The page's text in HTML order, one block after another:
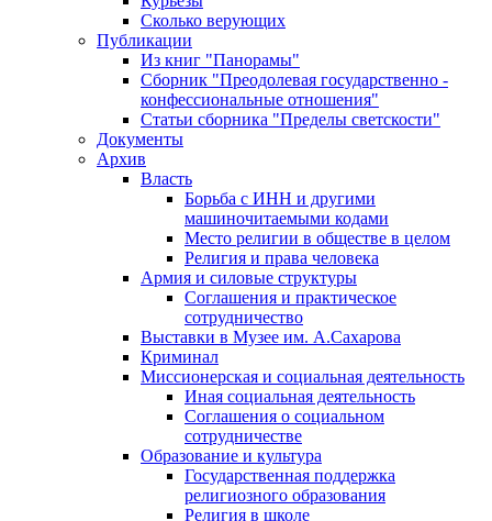
Сколько верующих
Публикации
Из книг "Панорамы"
Сборник "Преодолевая государственно -
конфессиональные отношения"
Статьи сборника "Пределы светскости"
Документы
Архив
Власть
Борьба с ИНН и другими
машиночитаемыми кодами
Место религии в обществе в целом
Религия и права человека
Армия и силовые структуры
Соглашения и практическое
сотрудничество
Выставки в Музее им. А.Сахарова
Криминал
Миссионерская и социальная деятельность
Иная социальная деятельность
Соглашения о социальном
сотрудничестве
Образование и культура
Государственная поддержка
религиозного образования
Религия в школе